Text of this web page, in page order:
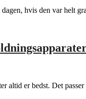
hvis den var helt
altid er bedst. Det